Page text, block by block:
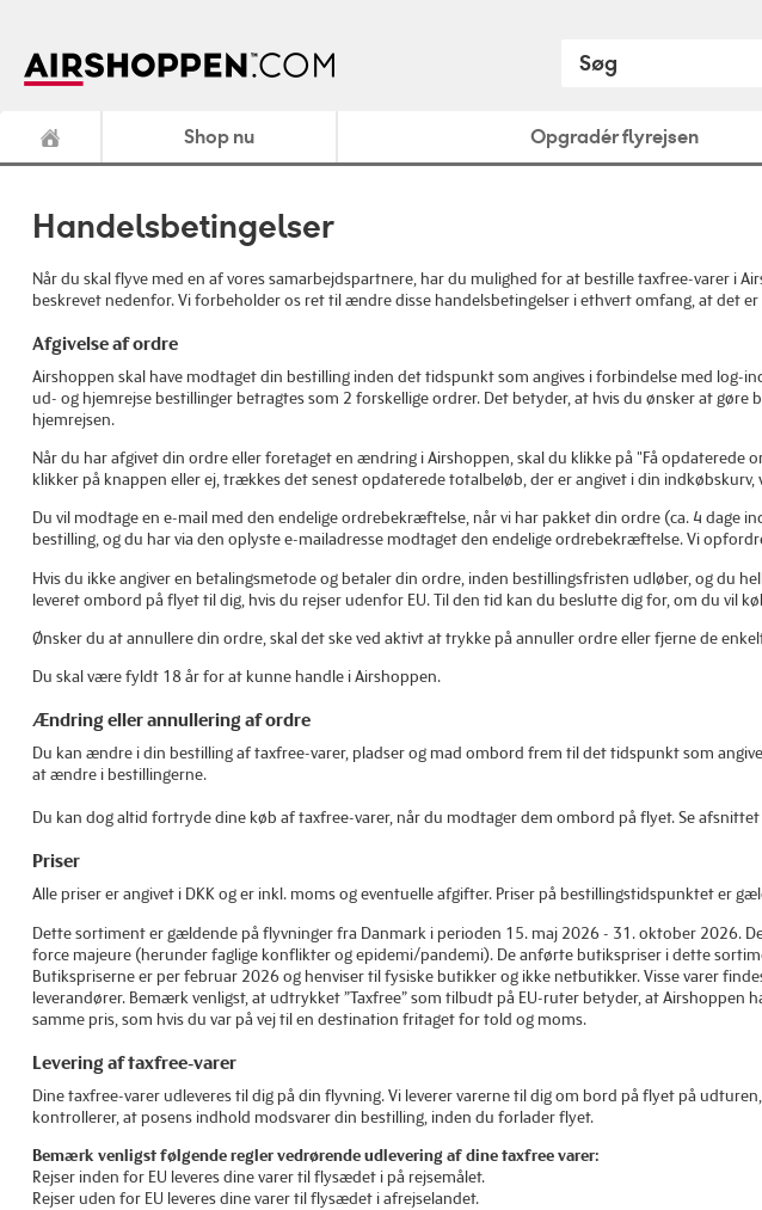
Shop nu Opgradér flyrejsen
Handelsbetingelser
Når du skal flyve med en af vores samarbejdspartnere, har du mulighed for at bestille taxfree-varer i
beskrevet nedenfor. Vi forbeholder os ret til ændre disse handelsbetingelser i ethvert omfang, at det
Afgivelse af ordre
Airshoppen skal have modtaget din bestilling inden det tidspunkt som angives i forbindelse med
ud- og hjemrejse bestillinger betragtes som 2 forskellige ordrer. Det betyder, at hvis du ønsker at
hjemrejsen.
Når du har afgivet din ordre eller foretaget en ændring i Airshoppen, skal du klikke på "Få
klikker på knappen eller ej, trækkes det senest opdaterede totalbeløb, der er angivet i din
Du vil modtage en e-mail med den endelige ordrebekræftelse, når vi har pakket din ordre (ca. 4 dage
bestilling, og du har via den oplyste e-mailadresse modtaget den endelige ordrebekræftelse. Vi
Hvis du ikke angiver en betalingsmetode og betaler din ordre, inden bestillingsfristen udløber, og du
leveret ombord på flyet til dig, hvis du rejser udenfor EU. Til den tid kan du beslutte dig for, om du
Ønsker du at annullere din ordre, skal det ske ved aktivt at trykke på annuller ordre eller fjerne de
Du skal være fyldt 18 år for at kunne handle i Airshoppen.
Ændring eller annullering af ordre
Du kan ændre i din bestilling af taxfree-varer, pladser og mad ombord frem til det tidspunkt som
at ændre i bestillingerne.
Du kan dog altid fortryde dine køb af taxfree-varer, når du modtager dem ombord på flyet. Se
Priser
Alle priser er angivet i DKK og er inkl. moms og eventuelle afgifter. Priser på bestillingstidspunktet er
Dette sortiment er gældende på flyvninger fra Danmark i perioden 15. maj 2026 - 31. oktober 2026.
force majeure (herunder faglige konflikter og epidemi/pandemi). De anførte butikspriser i dette
Butikspriserne er per februar 2026 og henviser til fysiske butikker og ikke netbutikker. Visse varer
leverandører. Bemærk venligst, at udtrykket ”Taxfree” som tilbudt på EU-ruter betyder, at
samme pris, som hvis du var på vej til en destination fritaget for told og moms.
Levering af taxfree-varer
Dine taxfree-varer udleveres til dig på din flyvning. Vi leverer varerne til dig om bord på flyet på
kontrollerer, at posens indhold modsvarer din bestilling, inden du forlader flyet.
Bemærk venligst følgende regler vedrørende udlevering af dine taxfree varer:
Rejser inden for EU leveres dine varer til flysædet i på rejsemålet.
Rejser uden for EU leveres dine varer til flysædet i afrejselandet.